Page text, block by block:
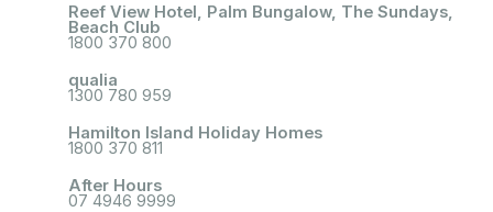
Reef View Hotel, Palm Bungalow, The Sundays,
Beach Club
1800 370 800
qualia
1300 780 959
Hamilton Island Holiday Homes
1800 370 811
After Hours
07 4946 9999